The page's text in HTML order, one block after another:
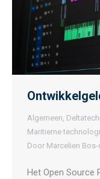
Algemeen,
Maritieme
Door Marcelien
Het Open Source